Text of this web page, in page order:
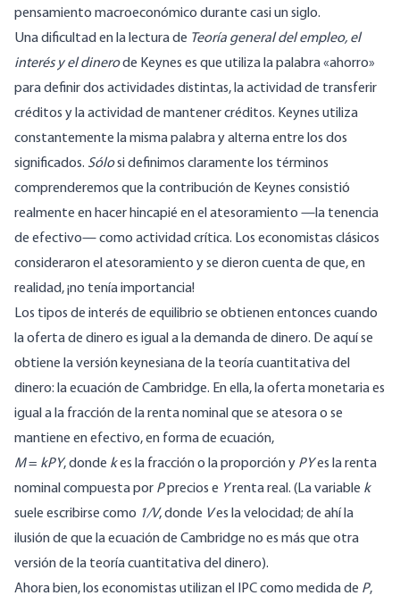
pensamiento macroeconómico durante casi un siglo.
Una dificultad en la lectura de Teoría general del empleo, el
interés y el dinerode Keynes es que utiliza la palabra «ahorro»
para definir dos actividades distintas, la actividad de transferir
créditos y la actividad de mantener créditos. Keynes utiliza
constantemente la misma palabra y alterna entre los dos
significados. Sólosi definimos claramente los términos
comprenderemos que la contribución de Keynes consistió
realmente en hacer hincapié en el atesoramiento —la tenencia
de efectivo— como actividad crítica. Los economistas clásicos
consideraron el atesoramiento y se dieron cuenta de que, en
realidad, ¡no tenía importancia!
Los tipos de interés de equilibrio se obtienen entonces cuando
la oferta de dinero es igual a la demanda de dinero. De aquí se
obtiene la versión keynesiana de la teoría cuantitativa del
dinero: la ecuación de Cambridge. En ella, la oferta monetaria es
igual a la fracción de la renta nominal que se atesora o se
mantiene en efectivo, en forma de ecuación,
M= kPY, donde kes la fracción o la proporción y PYes la renta
nominal compuesta por Pprecios e Yrenta real. (La variable k
suele escribirse como 1/V, donde Ves la velocidad; de ahí la
ilusión de que la ecuación de Cambridge no es más que otra
versión de la teoría cuantitativa del dinero).
Ahora bien, los economistas utilizan el IPC como medida de P,